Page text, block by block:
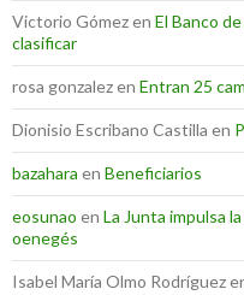
Victorio Gómezen El Banco
clasificar
rosa gonzalezen Entran 25
Dionisio Escribano Castilla en
bazahara en Beneficiarios
eosunao en La Junta impulsa
oenegés
Isabel María Olmo Rodríguez